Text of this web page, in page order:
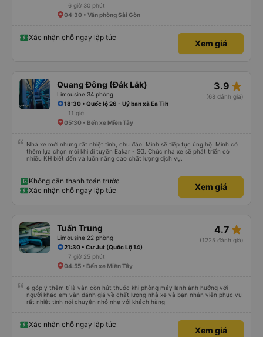
6 giờ 30 phút
04:30 • Văn phòng Sài Gòn
Xác nhận chỗ ngay lập tức
Xem giá
Quang Đông (Đắk Lắk)
Limousine 34 phòng
3.9 star_rate
(68 đánh giá)
18:30 • Quốc lộ 26 - Uỷ ban xã Ea Tih
11 giờ
05:30 • Bến xe Miền Tây
Nhà xe mới nhưng rất nhiệt tình, chu đáo. Mình sẽ tiếp tục ủng hộ. Mình có
thêm lựa chọn mới khi đi tuyến Eakar - SG. Chúc nhà xe sẽ phát triển có
nhiều KH biết đến và luôn nâng cao chất lượng dịch vụ.
Không cần thanh toán trước
Xác nhận chỗ ngay lập tức
Xem giá
Tuấn Trung
Limousine 22 phòng
4.7 star_rate
(1225 đánh giá)
21:30 • Cư Jut (Quốc Lộ 14)
7 giờ 25 phút
04:55 • Bến xe Miền Tây
e góp ý thêm tí là vẫn còn hút thuốc khi phòng máy lạnh ảnh hưởng với
người khác em vẫn đánh giá về chất lượng nhà xe và bạn nhân viên phục vụ
rất nhiệt tình nói chuyện nhỏ nhẹ với khách hàng
Xác nhận chỗ ngay lập tức
Xem giá